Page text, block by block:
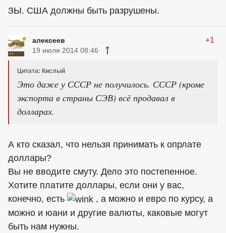
ЗЫ. США должны быть разрушены.
алексеев +1
19 июля 2014 08:46
Цитата: Кислый
Это даже у СССР не получилось. СССР (кроме
экспорта в страны СЭВ) всё продавал в
долларах.
А кто сказал, что нельзя принимать к опрлате
доллары?
Вы не вводите смуту. Дело это постепенное.
Хотите платите доллары, если они у вас,
конечно, есть
, а можно и евро по курсу, а
можно и юани и другие валюты, каковые могут
быть нам нужны.